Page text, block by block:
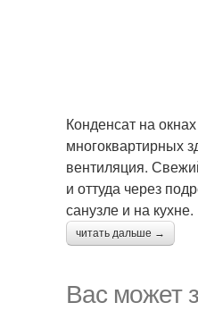
Конденсат на
многоквартирных
вентиляция.
и оттуда через
санузле и на кухне.
читать дальше →
Вас может